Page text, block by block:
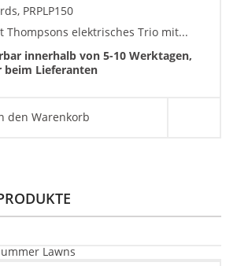
PRPLP150
Thompsons elektrisches Trio mit...
innerhalb von 5-10 Werktagen,
beim Lieferanten
den Warenkorb